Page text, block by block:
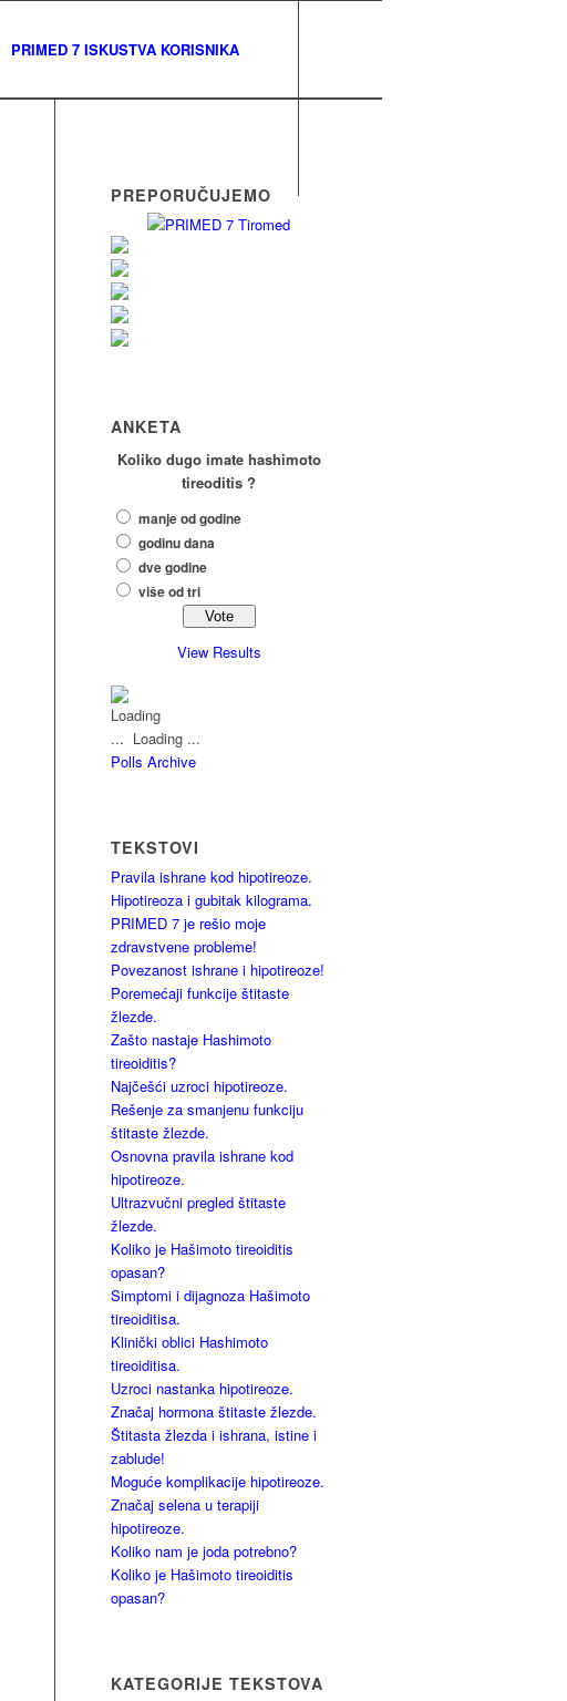
PRIMED 7 ISKUSTVA KORISNIKA
PREPORUČUJEMO
ANKETA
Koliko dugo imate hashimoto
tireoditis ?
manje od godine
godinu dana
dve godine
više od tri
View Results
Loading ...
Polls Archive
TEKSTOVI
Pravila ishrane kod hipotireoze.
Hipotireoza i gubitak kilograma.
PRIMED 7 je rešio moje
zdravstvene probleme!
Povezanost ishrane i hipotireoze!
Poremećaji funkcije štitaste
žlezde.
Zašto nastaje Hashimoto
tireoiditis?
Najčešći uzroci hipotireoze.
Rešenje za smanjenu funkciju
štitaste žlezde.
Osnovna pravila ishrane kod
hipotireoze.
Ultrazvučni pregled štitaste
žlezde.
Koliko je Hašimoto tireoiditis
opasan?
Simptomi i dijagnoza Hašimoto
tireoiditisa.
Klinički oblici Hashimoto
tireoiditisa.
Uzroci nastanka hipotireoze.
Značaj hormona štitaste žlezde.
Štitasta žlezda i ishrana, istine i
zablude!
Moguće komplikacije hipotireoze.
Značaj selena u terapiji
hipotireoze.
Koliko nam je joda potrebno?
Koliko je Hašimoto tireoiditis
opasan?
KATEGORIJE TEKSTOVA